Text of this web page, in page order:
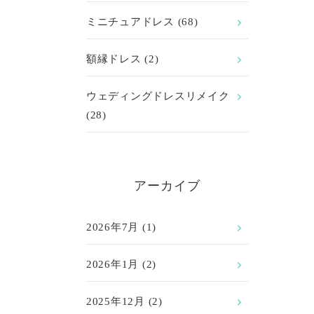
ミニチュアドレス (68)
額縁ドレス (2)
ウェディングドレスリメイク
(28)
アーカイブ
2026年7月 (1)
2026年1月 (2)
2025年12月 (2)